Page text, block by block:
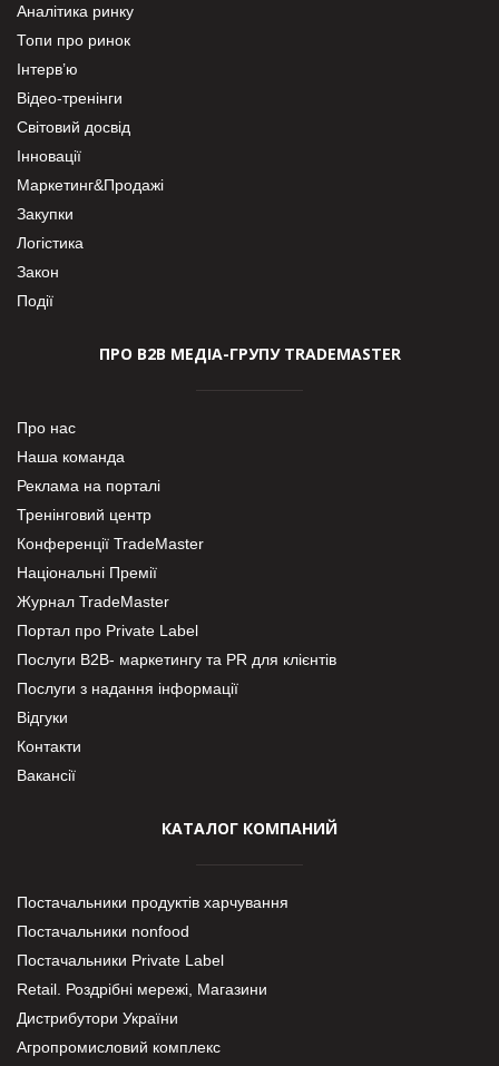
Аналітика ринку
Топи про ринок
Інтерв’ю
Відео-тренінги
Світовий досвід
Інновації
Маркетинг&Продажі
Закупки
Логістика
Закон
Події
ПРО В2В МЕДІА-ГРУПУ TRADEMASTER
Про нас
Наша команда
Реклама на порталі
Тренінговий центр
Конференції TradeMaster
Національні Премії
Журнал TradeMaster
Портал про Private Label
Послуги В2В- маркетингу та PR для клієнтів
Послуги з надання інформації
Відгуки
Контакти
Вакансії
КАТАЛОГ КОМПАНИЙ
Постачальники продуктів харчування
Постачальники nonfood
Постачальники Private Label
Retail. Роздрібні мережі, Магазини
Дистрибутори України
Агропромисловий комплекс